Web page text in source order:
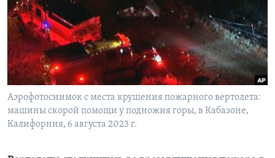
Learning English
СОЦИАЛЬНЫЕ СЕТИ
Языки
Аэрофотоснимок с места крушения пожарного вертолета:
машины скорой помощи у подножия горы, в Кабазоне,
Калифорния, 6 августа 2023 г.